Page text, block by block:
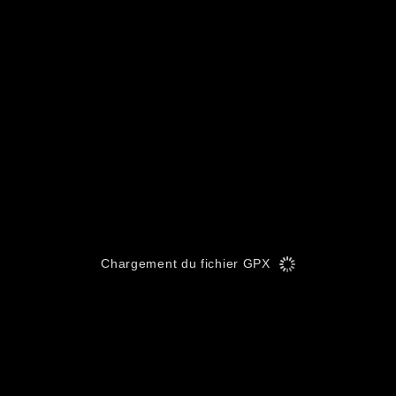
Chargement du fichier GPX